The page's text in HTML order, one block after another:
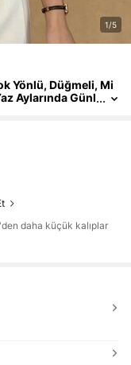
1/5
Yönlü, Düğmeli, Mi
Aylarında Günl
daha küçük kalıplar